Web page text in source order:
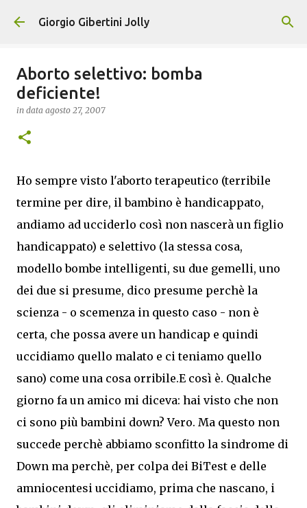
Passa ai contenuti principali
Giorgio Gibertini Jolly
Aborto selettivo: bomba
deficiente!
in data agosto 27, 2007
Ho sempre visto l'aborto terapeutico (terribile
termine per dire, il bambino è handicappato,
andiamo ad ucciderlo così non nascerà un figlio
handicappato) e selettivo (la stessa cosa,
modello bombe intelligenti, su due gemelli, uno
dei due si presume, dico presume perchè la
scienza - o scemenza in questo caso - non è
certa, che possa avere un handicap e quindi
uccidiamo quello malato e ci teniamo quello
sano) come una cosa orribile.E così è. Qualche
giorno fa un amico mi diceva: hai visto che non
ci sono più bambini down? Vero. Ma questo non
succede perchè abbiamo sconfitto la sindrome di
Down ma perchè, per colpa dei BiTest e delle
amniocentesi uccidiamo, prima che nascano, i